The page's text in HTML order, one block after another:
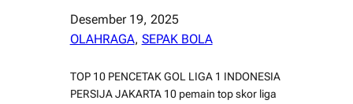
Desember 19, 2025
OLAHRAGA, SEPAK BOLA
TOP 10 PENCETAK GOL LIGA 1 INDONESIA
PERSIJA JAKARTA 10 pemain top skor liga